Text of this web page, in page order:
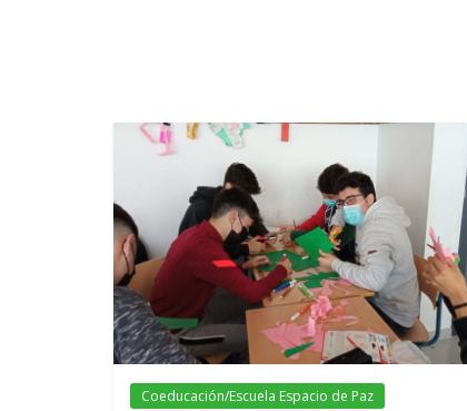
Coeducación/Escuela Espacio de Paz